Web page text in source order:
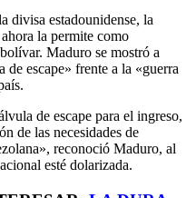
divisa estadounidense, la
la permite como
Maduro se mostró a
escape» frente a la «guerra
de escape para el ingreso,
de las necesidades de
reconoció Maduro, al
esté dolarizada.